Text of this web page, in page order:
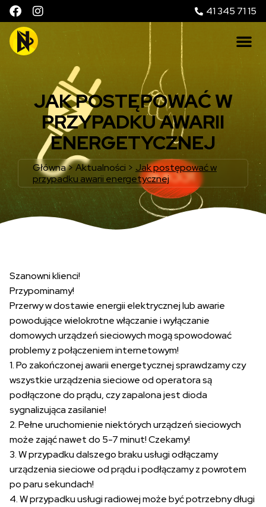
41 345 71 15
JAK POSTĘPOWAĆ W
PRZYPADKU AWARII
ENERGETYCZNEJ
Główna>Aktualności > Jak postępować w
przypadku awarii energetycznej
Szanowni klienci!
Przypominamy!
Przerwy w dostawie energii elektrycznej lub awarie
powodujące wielokrotne włączanie i wyłączanie
domowych urządzeń sieciowych mogą spowodować
problemy z połączeniem internetowym!
1. Po zakończonej awarii energetycznej sprawdzamy czy
wszystkie urządzenia sieciowe od operatora są
podłączone do prądu, czy zapalona jest dioda
sygnalizująca zasilanie!
2. Pełne uruchomienie niektórych urządzeń sieciowych
może zająć nawet do 5-7 minut! Czekamy!
3. W przypadku dalszego braku usługi odłączamy
urządzenia sieciowe od prądu i podłączamy z powrotem
po paru sekundach!
4. W przypadku usługi radiowej może być potrzebny długi